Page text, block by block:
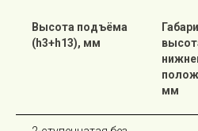
Высота подъёма
(h3+h13), мм
мм